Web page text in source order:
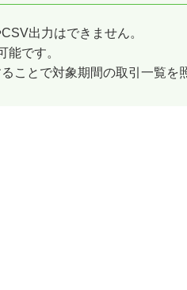
出力はできません。
能です。
ことで対象期間の取引一覧を